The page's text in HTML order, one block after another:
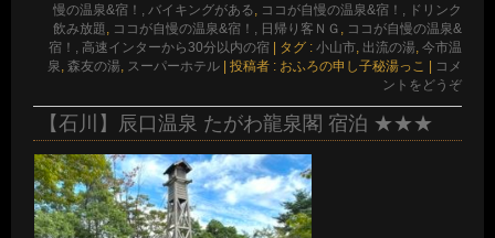
慢の温泉&宿！, バイキングがある
ココが自慢の温泉&宿！, ドリンク
飲み放題
ココが自慢の温泉&宿！, 日帰り客ＮＧ
ココが自慢の温泉&
宿！, 高速インターから30分以内の宿 | タグ : 小山市 出流の湯 今市温
泉 森友の湯 スーパーホテル | 投稿者 : おふろの申し子秘湯っこ | コメ
ントをどうぞ
【石川】辰口温泉 たがわ龍泉閣 宿泊 ★★★